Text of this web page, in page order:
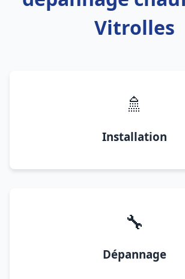
Vitrolles
🚿
Installation
🔧
Dépannage